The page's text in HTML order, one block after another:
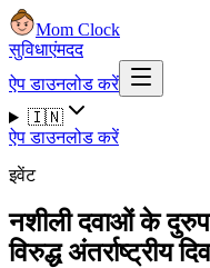
Mom Clock
सुविधाएंमदद
ऐप डाउनलोड करें
🇮🇳
ऐप डाउनलोड करें
इवेंट
नशीली दवाओं के
विरुद्ध अंतर्राष्ट्रीय